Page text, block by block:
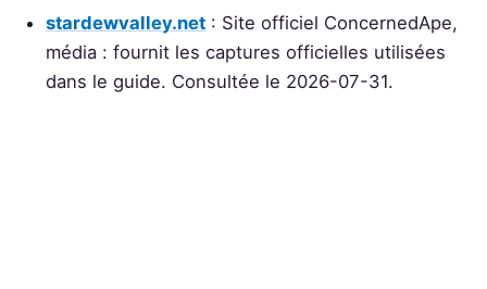
stardewvalley.net : Site officiel ConcernedApe,
média : fournit les captures officielles utilisées
dans le guide. Consultée le 2026-07-31.